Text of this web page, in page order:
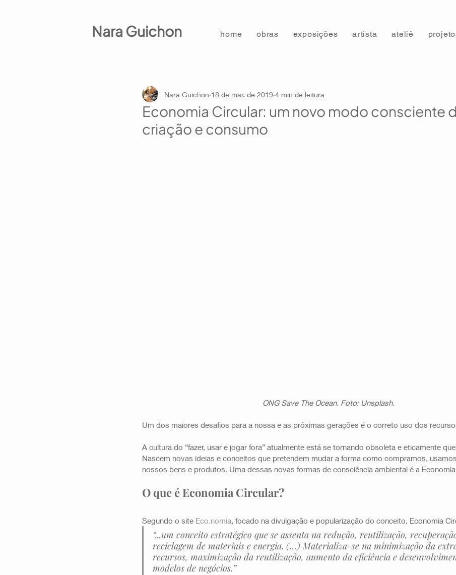
Nara Guichon home obras exposições artista ateliê
Economia Circular: um novo modo consciente
criação e consumo
Nara Guichon 18 de mar. de 2019 4 min de leitura
ONG Save The Ocean. Foto: Unsplash.
Um dos maiores desafios para a nossa e as próximas gerações é o correto uso dos
A cultura do “fazer, usar e jogar fora” atualmente está se tornando obsoleta e eticamente
Nascem novas ideias e conceitos que pretendem mudar a forma como compramos,
nossos bens e produtos. Uma dessas novas formas de consciência ambiental é a Economia
O que é Economia Circular?
Segundo o site Eco.nomia, focado na divulgação e popularização do conceito, Economia
“...um conceito estratégico que se assenta na redução, reutilização,
reciclagem de materiais e energia. (…) Materializa-se na minimização da
recursos, maximização da reutilização, aumento da eficiência e
modelos de negócios.”